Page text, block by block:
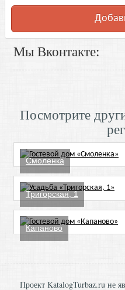
Мы Вконтакте:
Посмотрите
Смоленка
Тригорская, 1
Капаново
Проект KatalogTurbaz.ru не